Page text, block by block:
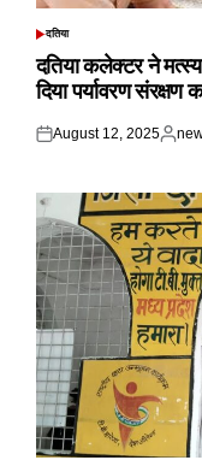
POSTED
दतिया
दतिया कलेक्टर ने मत्स्य
दिया पर्यावरण संरक्षण
Posted
August 12, 2025
Posted